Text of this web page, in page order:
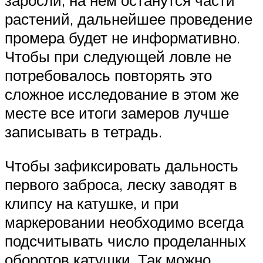
растений, дальнейшее проведение
промера будет не информативно.
Чтобы при следующей ловле не
потребовалось повторять это
сложное исследование в этом же
месте все итоги замеров лучше
записывать в тетрадь.
Чтобы зафиксировать дальность
первого заброса, леску заводят в
клипсу на катушке, и при
маркеровании необходимо всегда
подсчитывать число проделанных